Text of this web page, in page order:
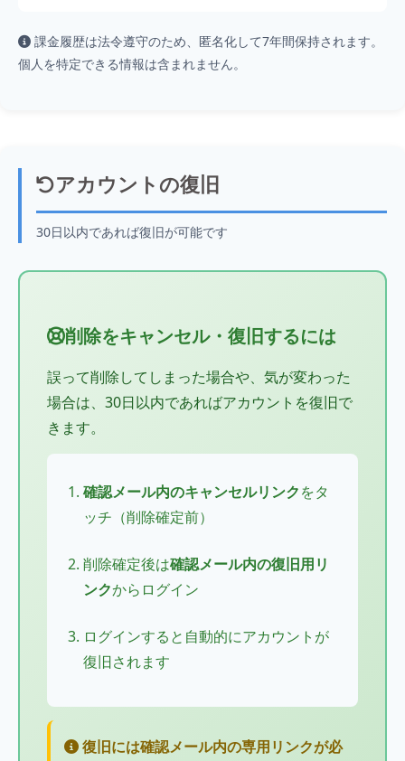
課金履歴は法令遵守のため、匿名化して7年間保持されます。
個人を特定できる情報は含まれません。
アカウントの復旧
30日以内であれば復旧が可能です
削除をキャンセル・復旧するには
誤って削除してしまった場合や、気が変わった
場合は、30日以内であればアカウントを復旧で
きます。
確認メール内のキャンセルリンクをタ
ッチ （削除確定前）
削除確定後は確認メール内の復旧用リ
ンクからログイン
ログインすると自動的にアカウントが
復旧されます
復旧には確認メール内の専用リンクが必